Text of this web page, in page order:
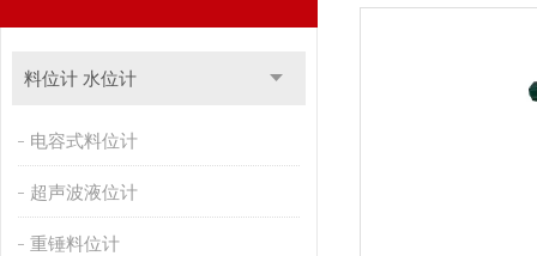
料位计 水位计
电容式料位计
超声波液位计
重锤料位计